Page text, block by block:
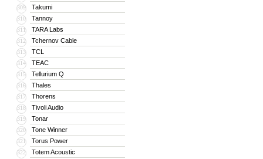
309 Takumi
310 Tannoy
311 TARA Labs
312 Tchernov Cable
313 TCL
314 TEAC
315 Tellurium Q
316 Thales
317 Thorens
318 Tivoli Audio
319 Tonar
320 Tone Winner
321 Torus Power
322 Totem Acoustic